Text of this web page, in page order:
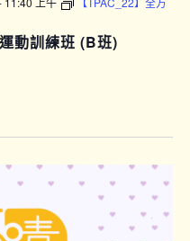
動訓練班 (B班)